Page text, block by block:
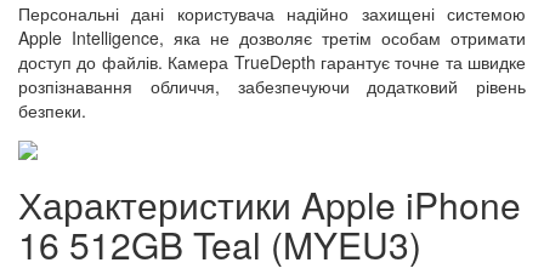
Персональні дані користувача надійно захищені системою
Apple Intelligence, яка не дозволяє третім особам отримати
доступ до файлів. Камера TrueDepth гарантує точне та швидке
розпізнавання обличчя, забезпечуючи додатковий рівень
безпеки.
Характеристики Apple iPhone
16 512GB Teal (MYEU3)